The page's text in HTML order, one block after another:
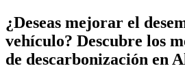
¿Deseas mejorar el
vehículo? Descubre los
de descarbonización en